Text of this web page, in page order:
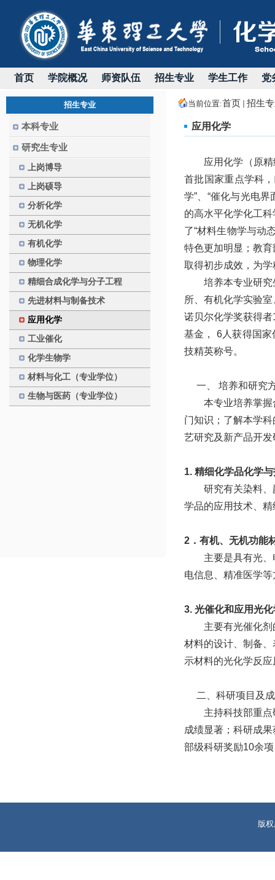
首页 学院概况 师资队伍 招生专业 学生工作 党
招生专业
本科专业
研究生专业
上岗博导
上岗硕导
分析化学
无机化学
有机化学
物理化学
精细合成化学与分子工程
先进材料与制备技术
应用化学
工业催化
化学生物学
材料与化工（专业学位）
生物与医药（专业学位）
当前位置:首页 招生
应用化学
应用化学（原
首批国家重点学科
学” “催化与光电界
的高水平化学化工
了“材料生物学与动
特色更加明显；教
取得初步成效，为
培养本专业研
所、有机化学实验
诺贝尔化学奖获得者
基金， 6人获得国家
技精英称号。
一、 培养和研究
本专业培养掌
门知识；了解本学
艺研究及新产品开
1. 精细化学品化学
研究有关染料
学品的应用技术、
2 ．有机、无机功能
主要是具有光
电信息、精准医学
3. 光催化和应用光化
主要有光催化
材料的设计、制备
示材料的光化学反
二、科研项目及
主持科技部重
成绩显著；科研成
部级科研奖励10余
版